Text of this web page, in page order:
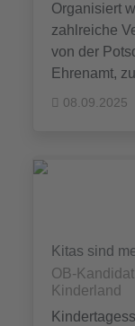
Organisiert
zahlreiche
von der
Ehrenamt,
08.09.2025
Kitas sind
OB-
Kinderland